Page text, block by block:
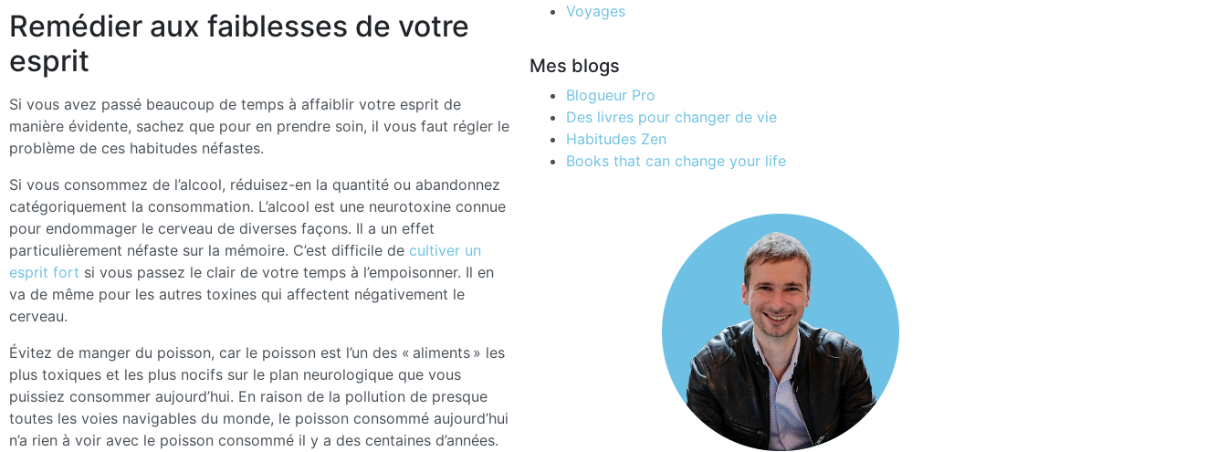
Remédier aux faiblesses de votre
esprit
Si vous avez passé beaucoup de temps à affaiblir votre esprit de
manière évidente, sachez que pour en prendre soin, il vous faut régler le
problème de ces habitudes néfastes.
Si vous consommez de l’alcool, réduisez-en la quantité ou abandonnez
catégoriquement la consommation. L’alcool est une neurotoxine connue
pour endommager le cerveau de diverses façons. Il a un effet
particulièrement néfaste sur la mémoire. C’est difficile de cultiver un
esprit fort si vous passez le clair de votre temps à l’empoisonner. Il en
va de même pour les autres toxines qui affectent négativement le
cerveau.
Évitez de manger du poisson, car le poisson est l’un des « aliments » les
plus toxiques et les plus nocifs sur le plan neurologique que vous
puissiez consommer aujourd’hui. En raison de la pollution de presque
toutes les voies navigables du monde, le poisson consommé aujourd’hui
n’a rien à voir avec le poisson consommé il y a des centaines d’années.
Voyages
Mes blogs
Blogueur Pro
Des livres pour changer de vie
Habitudes Zen
Books that can change your life